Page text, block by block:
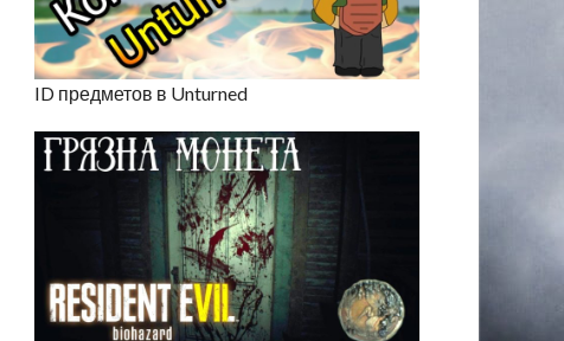
ID предметов в Unturned